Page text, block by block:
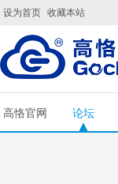
设为首页 收藏本站
高恪官网 论坛